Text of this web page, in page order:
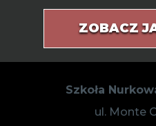
ZOBACZ
Szkoła
ul. Monte